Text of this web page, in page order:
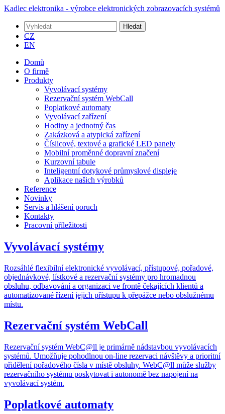
Kadlec elektronika - výrobce elektronických zobrazovacích systémů
Hledat
CZ
EN
Domů
O firmě
Produkty
Vyvolávací systémy
Rezervační systém WebCall
Poplatkové automaty
Vyvolávací zařízení
Hodiny a jednotný čas
Zakázková a atypická zařízení
Číslicové, textové a grafické LED panely
Mobilní proměnné dopravní značení
Kurzovní tabule
Inteligentní dotykové průmyslové displeje
Aplikace našich výrobků
Reference
Novinky
Servis a hlášení poruch
Kontakty
Pracovní příležitosti
Vyvolávací systémy
Rozsáhlé flexibilní elektronické vyvolávací, přístupové, pořadové,
objednávkové, lístkové a rezervační systémy pro hromadnou
obsluhu, odbavování a organizaci ve frontě čekajících klientů a
automatizované řízení jejich přístupu k přepážce nebo obslužnému
místu.
Rezervační systém WebCall
Rezervační systém WebC@ll je primárně nádstavbou vyvolávacích
systémů. Umožňuje pohodlnou on-line rezervaci návštěvy a prioritní
přidělení pořadového čísla v místě obsluhy. WebC@ll může služby
rezervačního systému poskytovat i autonomě bez napojení na
vyvolávací systém.
Poplatkové automaty